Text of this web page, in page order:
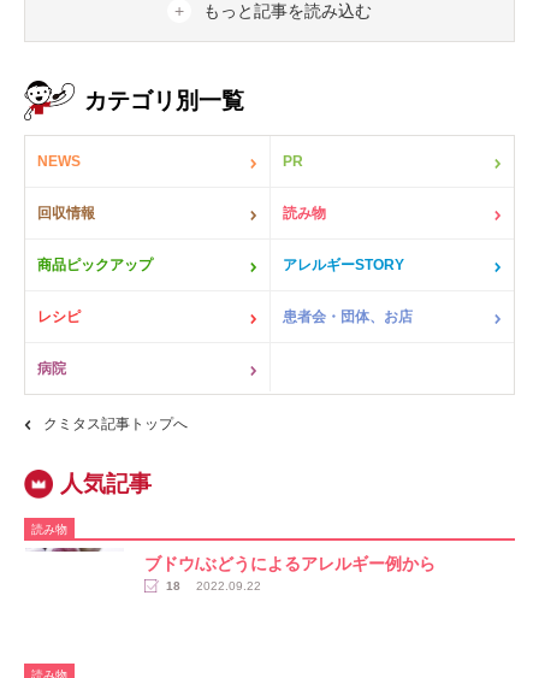
もっと記事を読み込む
カテゴリ別一覧
NEWS PR
回収情報 読み物
商品ピックアップ アレルギーSTORY
レシピ 患者会・団体、お店
病院
クミタス記事トップへ
読み物
ブドウ/ぶどうによるアレルギー例から
18 2022.09.22
読み物